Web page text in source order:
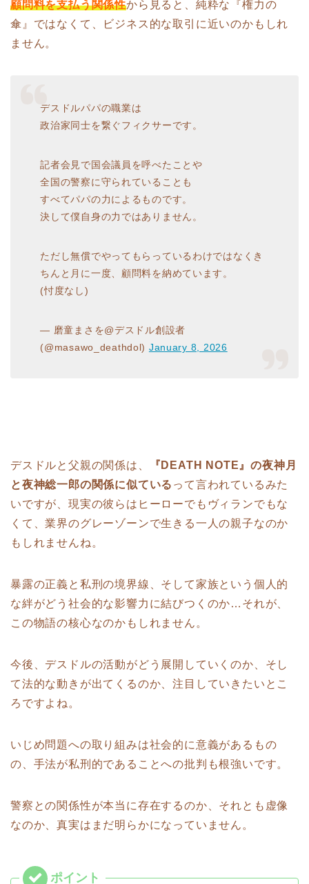
顧問料を支払う関係性から見ると、純粋な『権力の
傘』ではなくて、ビジネス的な取引に近いのかもしれ
ません。
デスドルパパの職業は
政治家同士を繋ぐフィクサーです。
記者会見で国会議員を呼べたことや
全国の警察に守られていることも
すべてパパの力によるものです。
決して僕自身の力ではありません。
ただし無償でやってもらっているわけではなくき
ちんと月に一度、顧問料を納めています。
(忖度なし)
— 磨童まさを@デスドル創設者
(@masawo_deathdol) January 8, 2026
デスドルと父親の関係は、
『DEATH NOTE』の夜神月
と夜神総一郎の関係に似ている って言われているみた
いですが、現実の彼らはヒーローでもヴィランでもな
くて、業界のグレーゾーンで生きる一人の親子なのか
もしれませんね。
暴露の正義と私刑の境界線、そして家族という個人的
な絆がどう社会的な影響力に結びつくのか…それが、
この物語の核心なのかもしれません。
今後、デスドルの活動がどう展開していくのか、そし
て法的な動きが出てくるのか、注目していきたいとこ
ろですよね。
いじめ問題への取り組みは社会的に意義があるもの
の、手法が私刑的であることへの批判も根強いです。
警察との関係性が本当に存在するのか、それとも虚像
なのか、真実はまだ明らかになっていません。